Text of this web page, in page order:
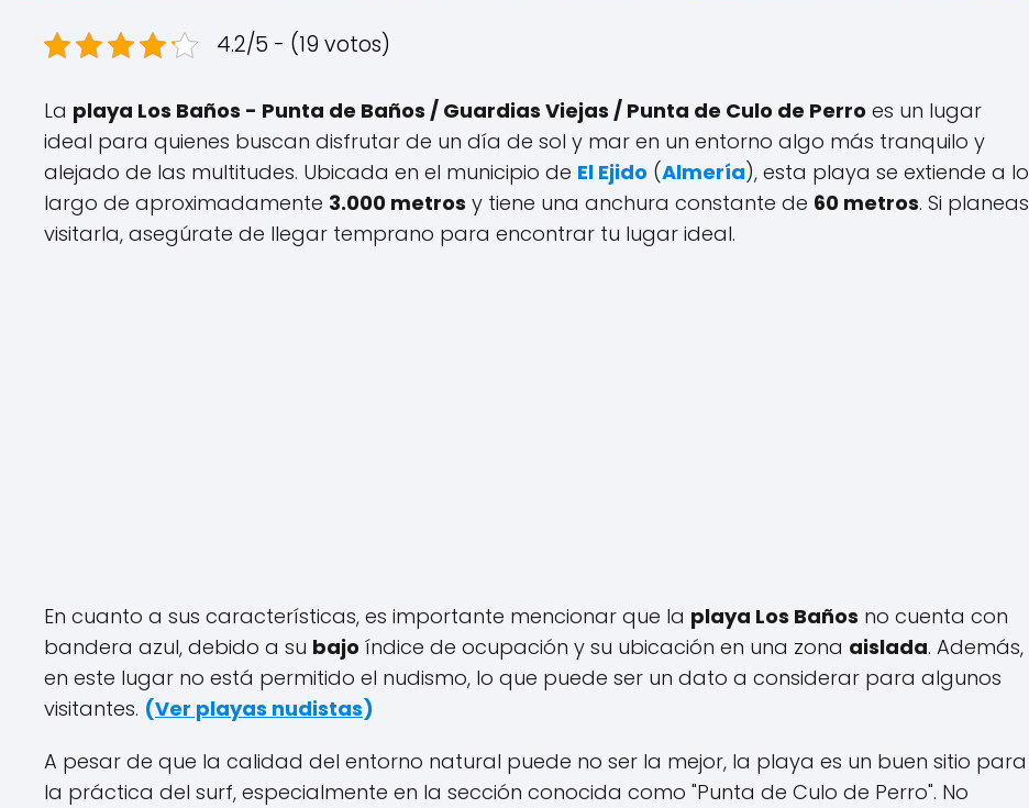
4.2/5 - (19 votos)
La playa Los Baños - Punta de Baños / Guardias Viejas / Punta de Culo de Perro es un lugar
ideal para quienes buscan disfrutar de un día de sol y mar en un entorno algo más tranquilo y
alejado de las multitudes. Ubicada en el municipio de El Ejido (Almería), esta playa se extiende a lo
largo de aproximadamente 3.000 metros y tiene una anchura constante de 60 metros. Si planeas
visitarla, asegúrate de llegar temprano para encontrar tu lugar ideal.
En cuanto a sus características, es importante mencionar que la playa Los Baños no cuenta con
bandera azul, debido a su bajo índice de ocupación y su ubicación en una zona aislada. Además,
en este lugar no está permitido el nudismo, lo que puede ser un dato a considerar para algunos
visitantes. (Ver playas nudistas)
A pesar de que la calidad del entorno natural puede no ser la mejor, la playa es un buen sitio para
la práctica del surf, especialmente en la sección conocida como "Punta de Culo de Perro". No